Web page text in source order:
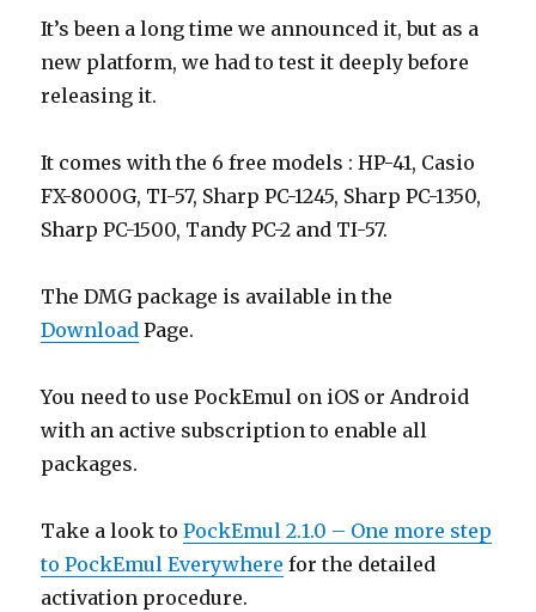
It’s been a long time we announced it, but as a
new platform, we had to test it deeply before
releasing it.
It comes with the 6 free models : HP-41, Casio
FX-8000G, TI-57, Sharp PC-1245, Sharp PC-1350,
Sharp PC-1500, Tandy PC-2 and TI-57.
The DMG package is available in the
Download Page.
You need to use PockEmul on iOS or Android
with an active subscription to enable all
packages.
Take a look toPockEmul 2.1.0 – One more step
to PockEmul Everywhere for the detailed
activation procedure.